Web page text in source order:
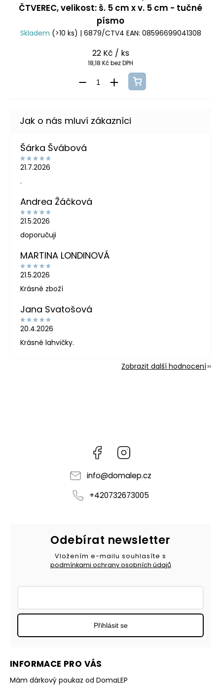
ČTVEREC, velikost: š. 5 cm x v. 5 cm - tučné
písmo
Skladem (>10 ks) | 6879/CTV4 EAN: 08596699041308
22 Kč / ks
18,18 Kč bez DPH
Šárka Švábová
21.7.2026
.
Andrea Žáčková
21.5.2026
doporučuji
MARTINA LONDINOVÁ
21.5.2026
Krásné zboží
Jana Svatošová
20.4.2026
Krásné lahvičky.
Zobrazit další hodnocení
Facebook
info@domalep.cz
+420732673005
INFORMACE PRO VÁS
Mám dárkový poukaz od DomaLEP
Odebírat newsletter
Vložením e-mailu souhlasíte s
podmínkami ochrany osobních údajů
Přihlásit se